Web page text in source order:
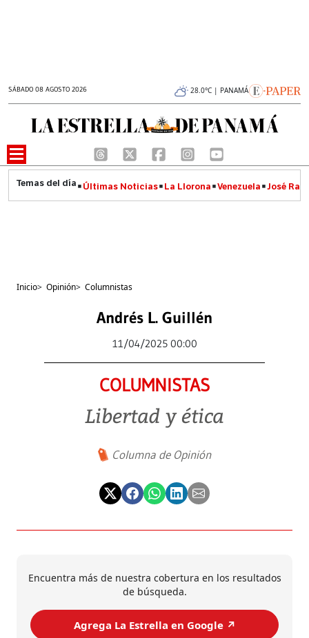
SÁBADO 08 AGOSTO 2026 28.0°C | PANAMÁ
Últimas Noticias La Llorona Venezuela José
Inicio> Opinión> Columnistas
Andrés L. Guillén
11/04/2025 00:00
COLUMNISTAS
Libertad y ética
Columna de Opinión
Encuentra más de nuestra cobertura en los resultados
de búsqueda.
Agrega La Estrella en Google ↗️